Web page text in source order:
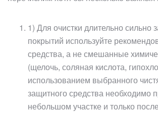
1) Для очистки длительно сильно
покрытий используйте
средства, а не смешанные
(щелочь, соляная кислота,
использованием выбранного
защитного средства необходимо
небольшом участке и только